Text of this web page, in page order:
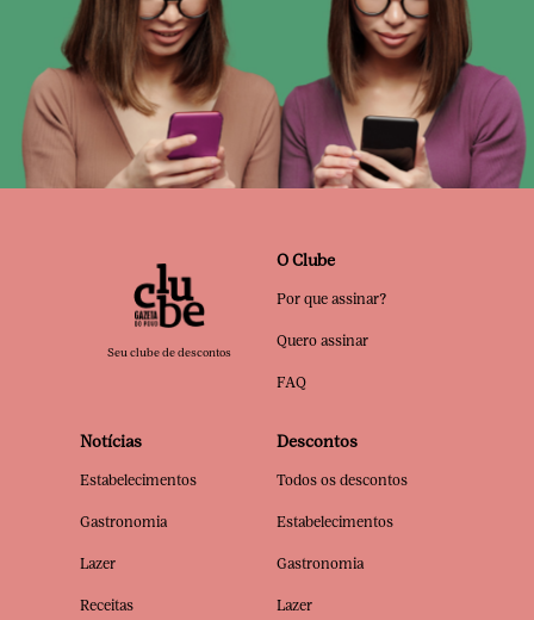
Seu clube de descontos
O Clube
Por que assinar?
Quero assinar
FAQ
Notícias
Estabelecimentos
Gastronomia
Lazer
Receitas
Descontos
Todos os descontos
Estabelecimentos
Gastronomia
Lazer